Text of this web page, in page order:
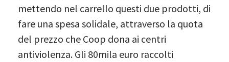
mettendo nel carrello questi due prodotti, di
fare una spesa solidale, attraverso la quota
del prezzo che Coop dona ai centri
antiviolenza. Gli 80mila euro raccolti